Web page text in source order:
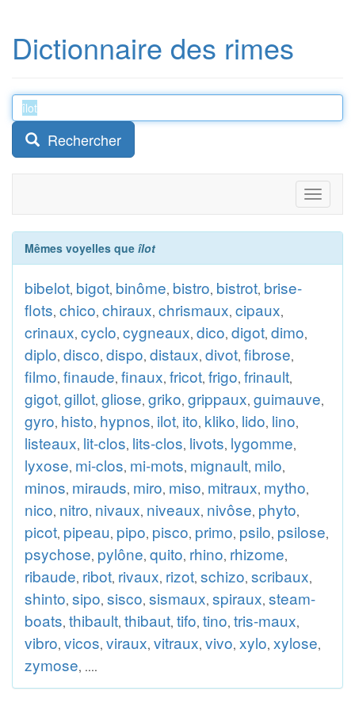
Dictionnaire des rimes
Rechercher
Toggle
Mêmes voyelles que îlot
bibelot, bigot, binôme, bistro, bistrot, brise-
flots, chico, chiraux, chrismaux, cipaux,
crinaux, cyclo, cygneaux, dico, digot, dimo,
diplo, disco, dispo, distaux, divot, fibrose,
filmo, finaude, finaux, fricot, frigo, frinault,
gigot, gillot, gliose, griko, grippaux, guimauve,
gyro, histo, hypnos, ilot, ito, kliko, lido, lino,
listeaux, lit-clos, lits-clos, livots, lygomme,
lyxose, mi-clos, mi-mots, mignault, milo,
minos, mirauds, miro, miso, mitraux, mytho,
nico, nitro, nivaux, niveaux, nivôse, phyto,
picot, pipeau, pipo, pisco, primo, psilo, psilose,
psychose, pylône, quito, rhino, rhizome,
ribaude, ribot, rivaux, rizot, schizo, scribaux,
shinto, sipo, sisco, sismaux, spiraux, steam-
boats, thibault, thibaut, tifo, tino, tris-maux,
vibro, vicos, viraux, vitraux, vivo, xylo, xylose,
zymose, ....